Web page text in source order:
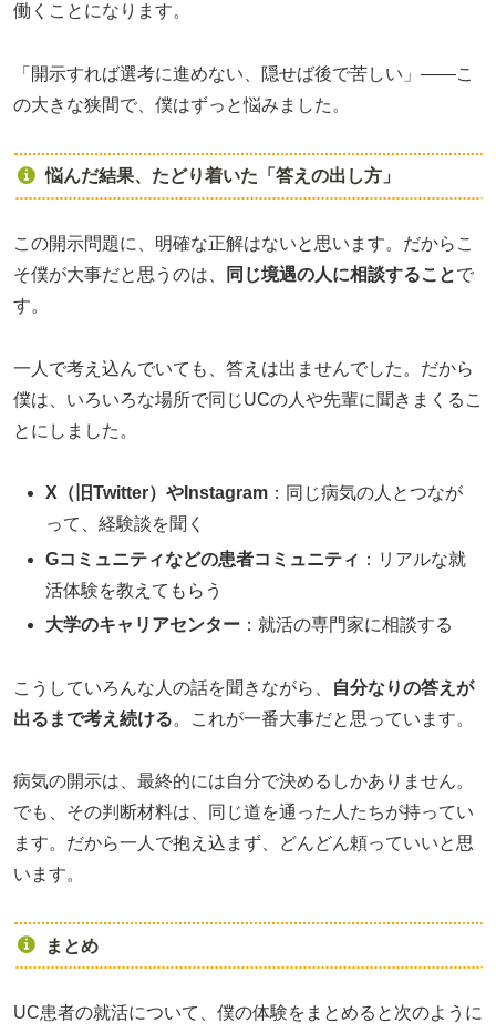
働くことになります。
「開示すれば選考に進めない、隠せば後で苦しい」——こ
の大きな狭間で、僕はずっと悩みました。
悩んだ結果、たどり着いた「答えの出し方」
この開示問題に、明確な正解はないと思います。だからこ
そ僕が大事だと思うのは、
同じ境遇の人に相談することで
す。
一人で考え込んでいても、答えは出ませんでした。だから
僕は、いろいろな場所で同じUCの人や先輩に聞きまくるこ
とにしました。
X（旧Twitter）やInstagram ：同じ病気の人とつなが
って、経験談を聞く
Gコミュニティなどの患者コミュニティ ：リアルな就
活体験を教えてもらう
大学のキャリアセンター ：就活の専門家に相談する
こうしていろんな人の話を聞きながら、
自分なりの答えが
出るまで考え続ける。これが一番大事だと思っています。
病気の開示は、最終的には自分で決めるしかありません。
でも、その判断材料は、同じ道を通った人たちが持ってい
ます。だから一人で抱え込まず、どんどん頼っていいと思
います。
まとめ
UC患者の就活について、僕の体験をまとめると次のように